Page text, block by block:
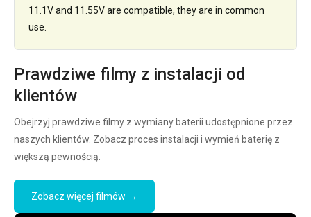
11.1V and 11.55V are compatible, they are in common
use.
Prawdziwe filmy z instalacji od
klientów
Obejrzyj prawdziwe filmy z wymiany baterii udostępnione przez
naszych klientów. Zobacz proces instalacji i wymień baterię z
większą pewnością.
Zobacz więcej filmów →